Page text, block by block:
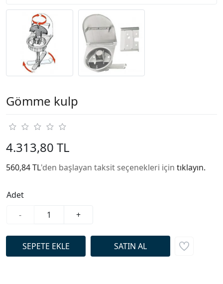
Gömme kulp
4.313,80 TL
560,84 TL'den başlayan taksit seçenekleri için tıklayın.
Adet
-
+